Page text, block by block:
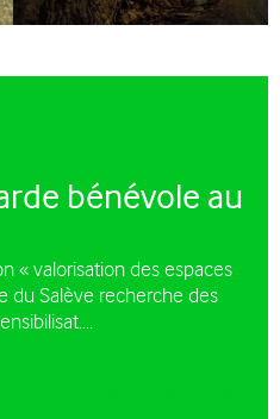
bénévole au
« valorisation des espaces
du Salève recherche des